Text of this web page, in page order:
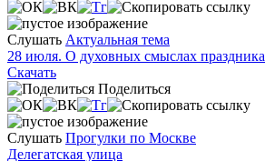
Слушать Актуальная тема
28 июля. О духовных смыслах праздника
Скачать
Поделиться
Слушать Прогулки по Москве
Делегатская улица